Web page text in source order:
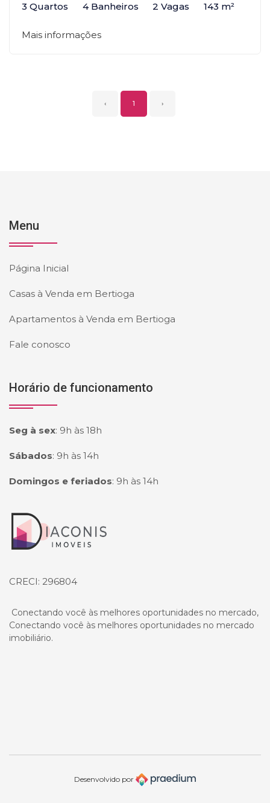
3 Quartos 4 Banheiros 2 Vagas 143 m²
Mais informações
‹ 1 ›
Menu
Página Inicial
Casas à Venda em Bertioga
Apartamentos à Venda em Bertioga
Fale conosco
Horário de funcionamento
Seg à sex: 9h às 18h
Sábados: 9h às 14h
Domingos e feriados: 9h às 14h
Página inicial
CRECI: 296804
Conectando você às melhores oportunidades no mercado,
Conectando você às melhores oportunidades no mercado
imobiliário.
Desenvolvido por